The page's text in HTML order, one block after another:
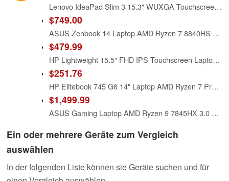
Lenovo IdeaPad Slim 3 15.3" WUXGA Touchscreen Laptop, AMD Ryzen 7 8840HS, 16GB RAM 512GB PCIe SSD, Wi-Fi 6 USB-C Backlit Keyboard Webcam, Windows 11 Luna Gray
$749.00
ASUS Zenbook 14 Laptop AMD Ryzen 7 8840HS 16GB Memory 512 GB SSD AMD Radeon 780M
$479.99
HP Lightweight 15.5" FHD IPS Touchscreen Laptop, Ryzen 7 7730U Processor Up to 4.49GHz, 20GB Ram, 512GB SSD, HDMI, Windows 11 OS, Star Silver, Renewed
$251.76
HP Elitebook 745 G6 14" Laptop AMD Ryzen 7 Pro-3700U 16GB 256GB SSD W11P (Renewed)
$1,499.99
ASUS Gaming Laptop AMD Ryzen 9 7845HX 3.0 GHz NVIDIA GeForce RTX 4060 8 GB GDDR6 (Renewed)
Ein oder mehrere Geräte zum Vergleich
auswählen
In der folgenden Liste können sie Geräte suchen und für